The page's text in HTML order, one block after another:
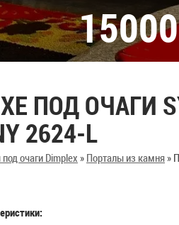
15000
ПОД ОЧАГИ
2624-L
очаги Dimplex» Порталы из камня»